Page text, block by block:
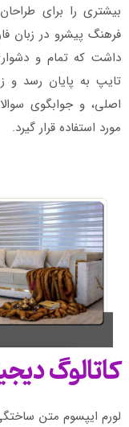
بیشتری را برای
فرهنگ پیشرو در زبان
داشت که تمام و
تایپ به پایان رسد و
اصلی، و جوابگوی
مورد استفاده قرار گیرد.
کاتالوگ
لورم ایپسوم متن